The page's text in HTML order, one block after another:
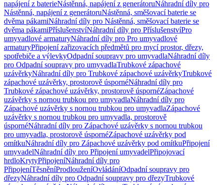
napájení z baterieNástěnná, napájení z generátoruNáhradní díly pro
Nástěnná, napájení z generátoruNástěnná, směšovací baterie se
dvěma pákamiNáhradní díly pro Nástěnná, směšovací baterie se
dvěma pákamiPříslušenstvíNáhradní díly pro PříslušenstvíPro
umyvadlové armaturyNáhradní díly pro Pro umyvadlové
armaturyPřipojení zařizovacích předmětů pro mycí prostor, dřezy,
spotřebiče a výlevkyOdpadní soupravy pro umyvadlaNáhradní díly
pro Odpadní soupravy pro umyvadlaTrubkové zápachové
uzávěrkyNáhradní díly pro Trubkové zápachové uzávěrkyTrubkové
zápachové uzávěrky, prostorově úspornéNáhradní díly pro
Trubkové zápachové uzávěrky, prostorově úspornéZápachové
uzávěrky s nornou trubkou pro umyvadlaNáhradní díly pro
Zápachové uzávěrky s nornou trubkou pro umyvadlaZápachové
uzávěrky s nornou trubkou pro umyvadla, prostorově
úspornéNáhradní díly pro Zápachové uzávěrky s nornou trubkou
pro umyvadla, prostorově úspornéZápachové uzávěrky pod
omítkuNáhradní díly pro Zápachové uzávěrky pod omítkuPřipojení
umyvadelNáhradní díly pro Připojení umyvadelPřipojovací
hrdloKrytyPřipojeníNáhradní díly pro
PřipojeníTěsněníProdlouženíOvládáníOdpadní soupravy pro
dřezyNáhradní díly pro Odpadní soupravy pro dřezyTrubkové